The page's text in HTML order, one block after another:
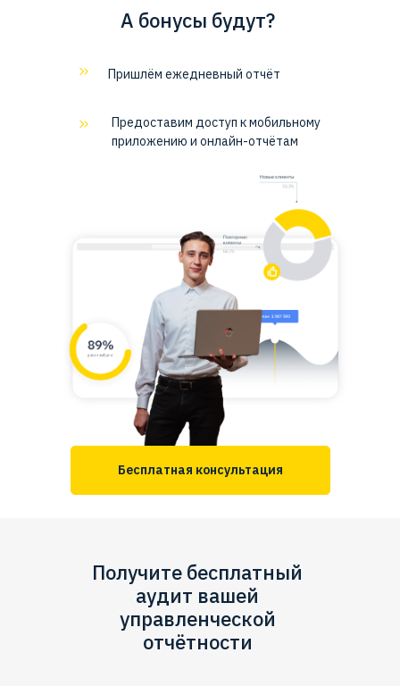
Пришлём ежедневный отчёт
Предоставим доступ к мобильному
приложению и онлайн-отчётам
А бонусы будут?
Бесплатная консультация
Получите бесплатный
аудит вашей
управленческой
отчётности